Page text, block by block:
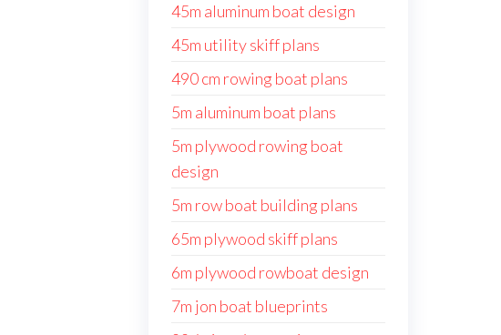
45m aluminum boat design
45m utility skiff plans
490 cm rowing boat plans
5m aluminum boat plans
5m plywood rowing boat
design
5m row boat building plans
65m plywood skiff plans
6m plywood rowboat design
7m jon boat blueprints